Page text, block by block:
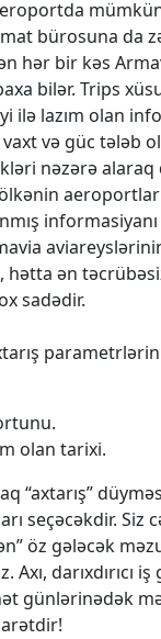
bürosuna da
hər bir kəs
bilər. Trips
ilə lazım olan
və güc tələb
nəzərə
hətta ən
sadədir.
olan tarixi.
“axtarış”
seçəcəkdir. Siz
öz gələcək
Axı, darıxdırıcı
günlərinədək